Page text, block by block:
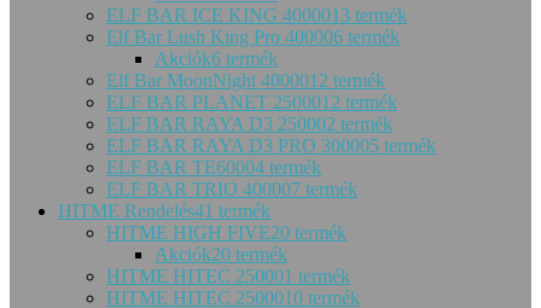
ELF BAR ICE KING 4000013 termék
Elf Bar Lush King Pro 400006 termék
Akciók6 termék
Elf Bar MoonNight 4000012 termék
ELF BAR PLANET 2500012 termék
ELF BAR RAYA D3 250002 termék
ELF BAR RAYA D3 PRO 300005 termék
ELF BAR TE60004 termék
ELF BAR TRIO 400007 termék
HITME Rendelés41 termék
HITME HIGH FIVE20 termék
Akciók20 termék
HITME HITEC 250001 termék
HITME HITEC 2500010 termék